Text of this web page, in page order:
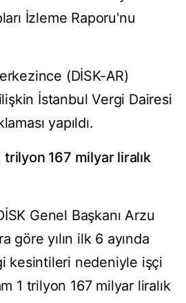
İzleme Raporu'nu
(DİSK-AR)
İstanbul Vergi Dairesi
yapıldı.
167 milyar liralık
Genel Başkanı Arzu
göre yılın ilk 6 ayında
kesintileri nedeniyle işçi
1 trilyon 167 milyar liralık